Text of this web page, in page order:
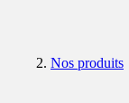
Nos produits